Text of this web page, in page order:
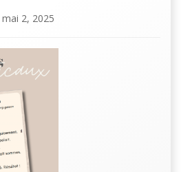
mai 2, 2025